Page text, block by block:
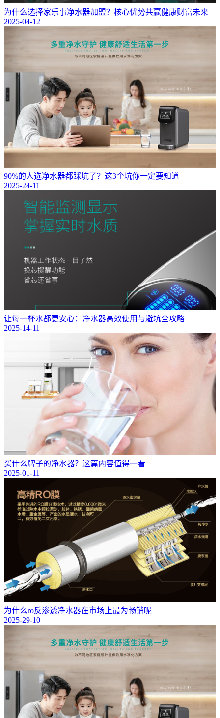
为什么选择家乐事净水器加盟？核心优势共赢健康财富未来
2025-04-12
90%的人选净水器都踩坑了？这3个坑你一定要知道
2025-24-11
让每一杯水都更安心：净水器高效使用与避坑全攻略
2025-14-11
买什么牌子的净水器？这篇内容值得一看
2025-01-11
为什么ro反渗透净水器在市场上最为畅销呢
2025-29-10